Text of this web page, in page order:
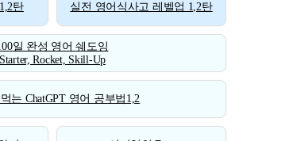
탄 실전 영어식사고 레벨업 1,2탄
일 완성 영어 쉐도잉
Starter, Rocket, Skill-Up
는 ChatGPT 영어 공부법1,2